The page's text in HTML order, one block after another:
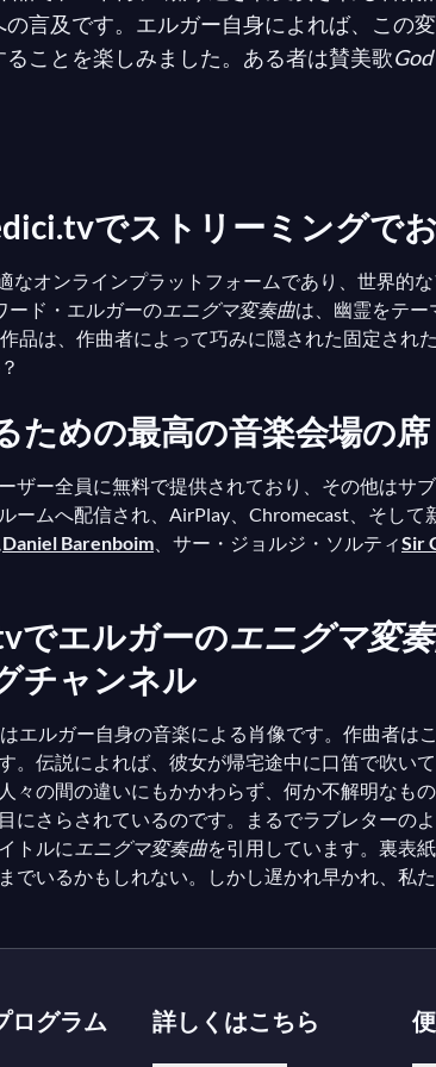
言及です。エルガー自身によれば、この
ことを楽しみました。ある者は賛美歌
信音を示唆しています… したがって、
でストリーミングで
なオンラインプラットフォームであり、世界的
ード・エルガーのエニグマ変奏曲は、幽霊をテ
品は、作曲者によって巧みに隠された固定され
ための最高の音楽会場の席
ザー全員に無料で提供されており、その他はサ
ムへ配信され、AirPlay、Chromecast、そし
Daniel Barenboim 、サー・ジョルジ・ソルティSir
でエルガーのエニグマ変
チャンネル
エルガー自身の音楽による肖像です。作曲者は
。伝説によれば、彼女が帰宅途中に口笛で吹い
の間の違いにもかかわらず、何か不解明なも
にさらされているのです。まるでラブレターの
トルにエニグマ変奏曲を引用しています。裏表
いるかもしれない。しかし遅かれ早かれ、私
ログラム 詳しくはこちら